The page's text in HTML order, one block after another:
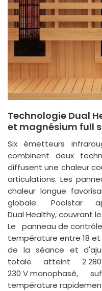
Technologie Dual
et magnésium full
Six émetteurs
combinent deux
diffusent une chaleur
articulations. Les
chaleur longue
globale. Poolstar
Dual Healthy, couvrant
Lepanneau de
température entre 18 et
de la séance et
totale atteint 2
230 V monophasé,
température